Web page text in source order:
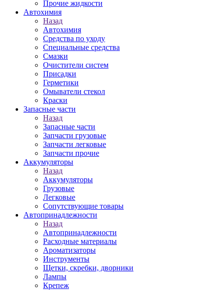
Прочие жидкости
Автохимия
Назад
Автохимия
Средства по уходу
Специальные средства
Смазки
Очистители систем
Присадки
Герметики
Омыватели стекол
Краски
Запасные части
Назад
Запасные части
Запчасти грузовые
Запчасти легковые
Запчасти прочие
Аккумуляторы
Назад
Аккумуляторы
Грузовые
Легковые
Сопутствующие товары
Автопринадлежности
Назад
Автопринадлежности
Расходные материалы
Ароматизаторы
Инструменты
Щетки, скребки, дворники
Лампы
Крепеж